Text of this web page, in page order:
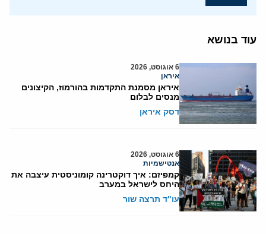
עוד בנושא
6 אוגוסט, 2026
איראן
איראן מסמנת התקדמות בהורמוז, הקיצונים
מנסים לבלום
דסק איראן
6 אוגוסט, 2026
אנטישמיות
קמפיזם: איך דוקטרינה קומוניסטית עיצבה את
היחס לישראל במערב
עו"ד תרצה שור